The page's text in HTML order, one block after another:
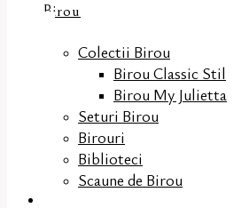
Birou
Colectii Birou
Birou Classic Stil
Birou My Julietta
Seturi Birou
Birouri
Biblioteci
Scaune de Birou